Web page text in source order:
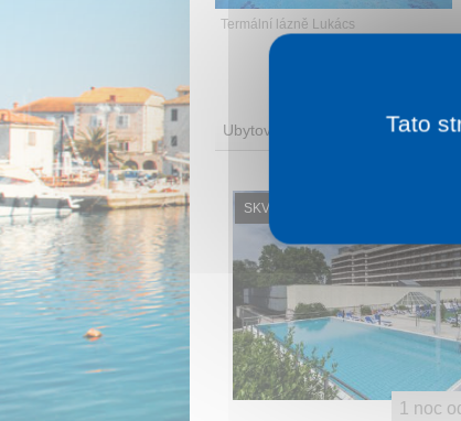
Termální lázně Lukács
Ubytování
SKVĚLÉ HODNOCENÍ
1 noc
Tato